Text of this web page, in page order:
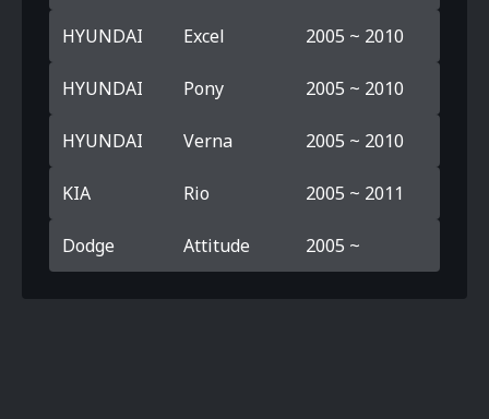
HYUNDAI Excel 2005 ~ 2010
HYUNDAI Pony 2005 ~ 2010
HYUNDAI Verna 2005 ~ 2010
KIA Rio 2005 ~ 2011
Dodge Attitude 2005 ~